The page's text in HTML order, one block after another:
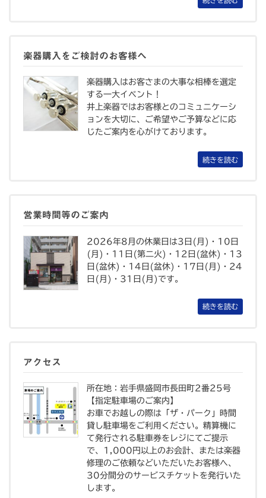
楽器購入をご検討のお客様へ
楽器購入はお客さまの大事な相棒を選定
する一大イベント！
井上楽器ではお客様とのコミュニケーシ
ョンを大切に、ご希望やご予算などに応
じたご案内を心がけております。
続きを読む
営業時間等のご案内
2026年8月の休業日は3日(月)・10日
(月)・11日(第二火)・12日(盆休)・13
日(盆休)・14日(盆休)・17日(月)・24
日(月)・31日(月)です。
続きを読む
アクセス
所在地：岩手県盛岡市長田町2番25号
【指定駐車場のご案内】
お車でお越しの際は「ザ・パーク」時間
貸し駐車場をご利用ください。精算機に
て発行される駐車券をレジにてご提示
で、1,000円以上のお会計、または楽器
修理のご依頼などいただいたお客様へ、
30分間分のサービスチケットを発行いた
します。